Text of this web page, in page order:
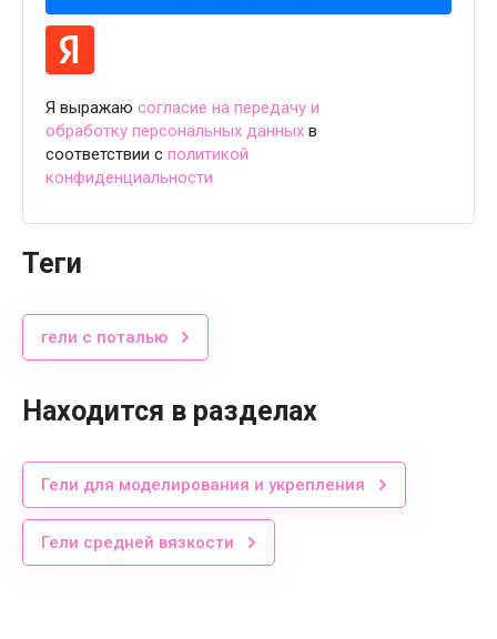
Я выражаю согласие на передачу и
обработку персональных данных в
соответствии с политикой
конфиденциальности
теги
гели с поталью
Находится в разделах
Гели для моделирования и укрепления
Гели средней вязкости